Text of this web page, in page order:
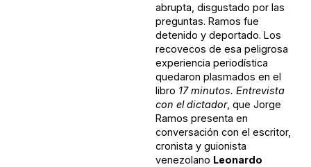
abrupta, disgustado por las
preguntas. Ramos fue
detenido y deportado. Los
recovecos de esa peligrosa
experiencia periodística
quedaron plasmados en el
libro 17 minutos. Entrevista
con el dictador, que Jorge
Ramos presenta en
conversación con el escritor,
cronista y guionista
venezolano Leonardo